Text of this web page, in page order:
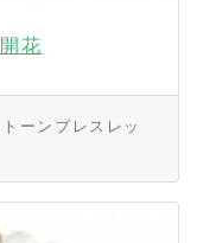
花
ーンブレスレッ